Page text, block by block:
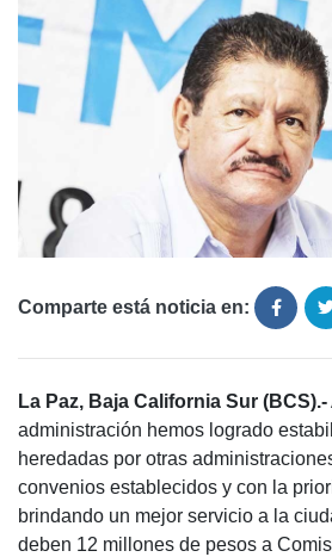
Comparte está noticia en:
La Paz, Baja California Sur (BCS).-
administración hemos logrado
heredadas por otras
convenios establecidos y con la
brindando un mejor servicio a la
deben 12 millones de pesos a